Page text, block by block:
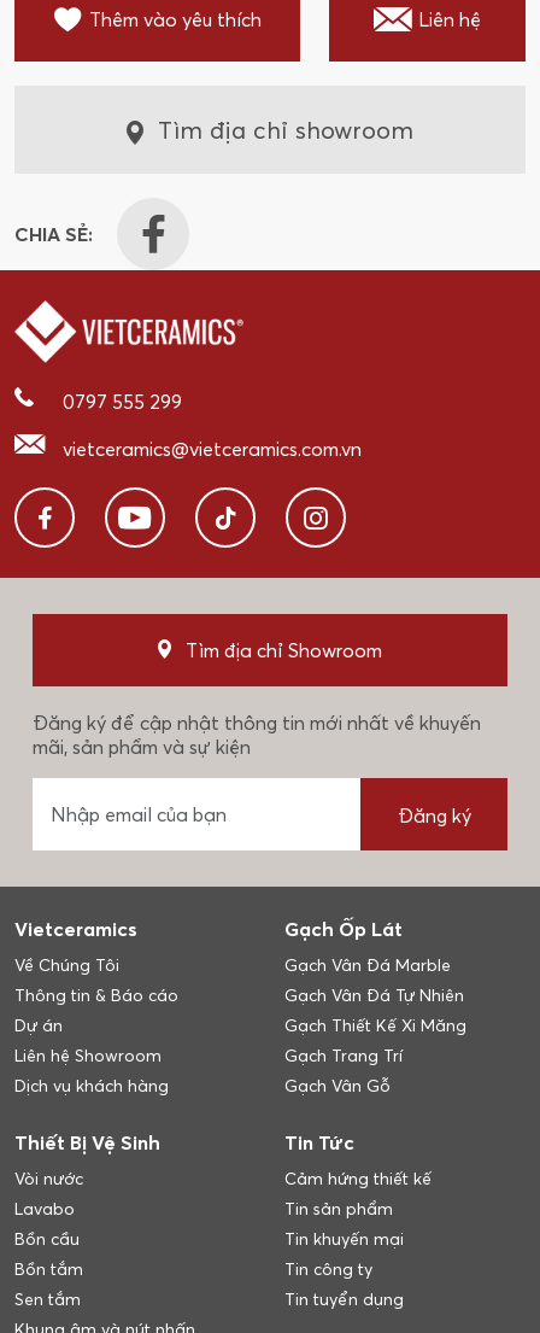
Thêm vào yêu thích Liên hệ
Tìm địa chỉ showroom
CHIA SẺ:
0797 555 299
vietceramics@vietceramics.com.vn
Tìm địa chỉ Showroom
Đăng ký để cập nhật thông tin mới nhất về khuyến
mãi, sản phẩm và sự kiện
Đăng ký
Vietceramics
Về Chúng Tôi
Thông tin & Báo cáo
Dự án
Liên hệ Showroom
Dịch vụ khách hàng
Gạch Ốp Lát
Gạch Vân Đá Marble
Gạch Vân Đá Tự Nhiên
Gạch Thiết Kế Xi Măng
Gạch Trang Trí
Gạch Vân Gỗ
Thiết Bị Vệ Sinh
Vòi nước
Lavabo
Bồn cầu
Bồn tắm
Sen tắm
Tin Tức
Cảm hứng thiết kế
Tin sản phẩm
Tin khuyến mại
Tin công ty
Tin tuyển dụng